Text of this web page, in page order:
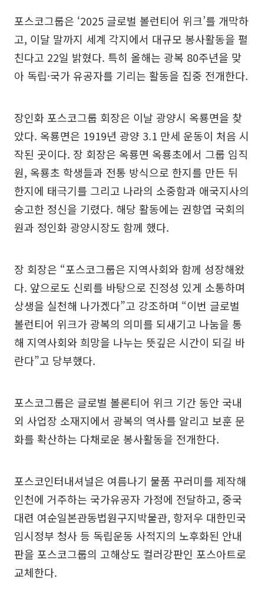
포스코그룹은 ‘2025 글로벌 볼런티어 위크’를 개막하
고, 이달 말까지 세계 각지에서 대규모 봉사활동을 펼
친다고 22일 밝혔다. 특히 올해는 광복 80주년을 맞
아 독립·국가 유공자를 기리는 활동을 집중 전개한다.
장인화 포스코그룹 회장은 이날 광양시 옥룡면을 찾
았다. 옥룡면은 1919년 광양 3.1 만세 운동이 처음 시
작된 곳이다. 장 회장은 옥룡면 옥룡초에서 그룹 임직
원, 옥룡초 학생들과 전통 방식으로 한지를 만든 뒤
한지에 태극기를 그리고 나라의 소중함과 애국지사의
숭고한 정신을 기렸다. 해당 활동에는 권향엽 국회의
원과 정인화 광양시장도 함께 했다.
장 회장은 “포스코그룹은 지역사회와 함께 성장해왔
다. 앞으로도 신뢰를 바탕으로 진정성 있게 소통하며
상생을 실천해 나가겠다”고 강조하며 “이번 글로벌
볼런티어 위크가 광복의 의미를 되새기고 나눔을 통
해 지역사회와 희망을 나누는 뜻깊은 시간이 되길 바
란다”고 당부했다.
포스코그룹은 글로벌 볼론티어 위크 기간 동안 국내
외 사업장 소재지에서 광복의 역사를 알리고 보훈 문
화를 확산하는 다채로운 봉사활동을 전개한다.
포스코인터내셔널은 여름나기 물품 꾸러미를 제작해
인천에 거주하는 국가유공자 가정에 전달하고, 중국
대련 여순일본관동법원구지박물관, 항저우 대한민국
임시정부 청사 등 독립운동 사적지의 노후화된 안내
판을 포스코그룹의 고해상도 컬러강판인 포스아트로
교체한다.